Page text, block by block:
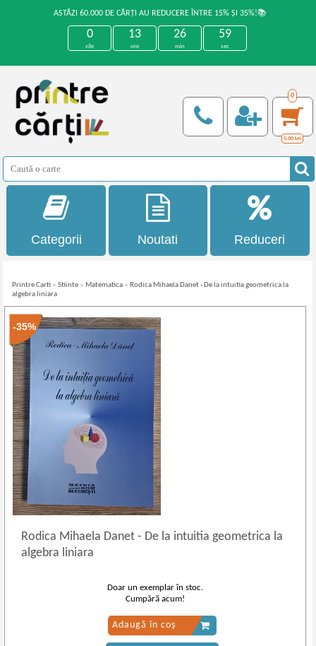
ASTĂZI 60.000 DE CĂRȚI AU REDUCERE ÎNTRE 15% ȘI 35%!📚
0
zile
13
ore
26
min
59
sec
0
0,00 Lei
Categorii Noutati Reduceri
Printre Carti »Stiinte » Matematica » Rodica Mihaela Danet - De la intuitia geometrica la
algebra liniara
-35%
Rodica Mihaela Danet- De la intuitia geometrica la
algebra liniara
Doar un exemplar în stoc.
Cumpără acum!
Adaugă în coș